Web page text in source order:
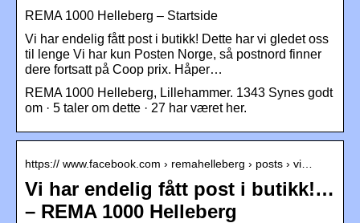
REMA 1000 Helleberg – Startside
Vi har endelig fått post i butikk! Dette har vi gledet oss
til lenge Vi har kun Posten Norge, så postnord finner
dere fortsatt på Coop prix. Håper…
REMA 1000 Helleberg, Lillehammer. 1343 Synes godt
om · 5 taler om dette · 27 har været her.
https:// www.facebook.com › remahelleberg › posts › vi…
Vi har endelig fått post i butikk!…
– REMA 1000 Helleberg